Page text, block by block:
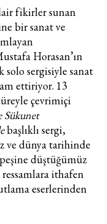
ticari
e-posta
onay
ad/
KAPAT
dair fikirler sunan
bir sanat ve
Horasan’ın
sergisiyle sanat
ettiriyor. 13
çevrimiçi
Sükunet
başlıklı sergi,
ve dünya tarihinde
düştüğümüz
ithafen
eserlerinden